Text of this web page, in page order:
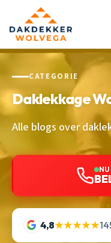
CATEGORIE
Daklekkage
Alle blogs over
4,8★★★★★